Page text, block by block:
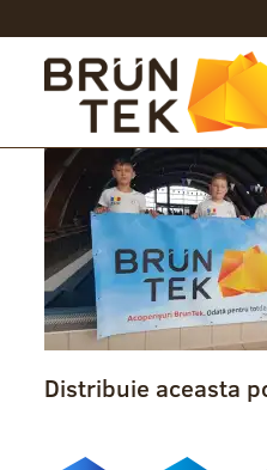
Distribuie aceasta